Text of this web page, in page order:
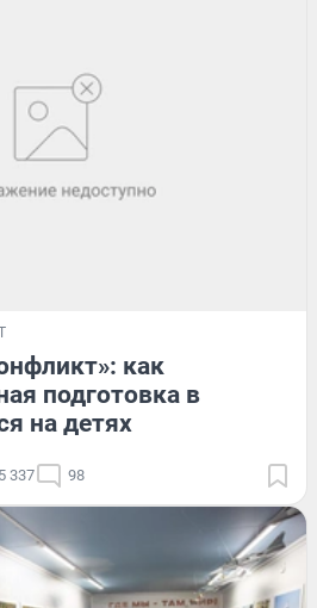
как
подготовка в
на детях
5 337 98